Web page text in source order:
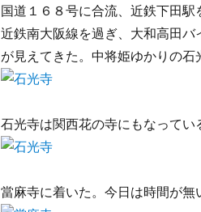
国道１６８号に合流、近鉄下田駅
近鉄南大阪線を過ぎ、大和高田
が見えてきた。中将姫ゆかりの石
石光寺は関西花の寺にもなってい
當麻寺に着いた。今日は時間が無